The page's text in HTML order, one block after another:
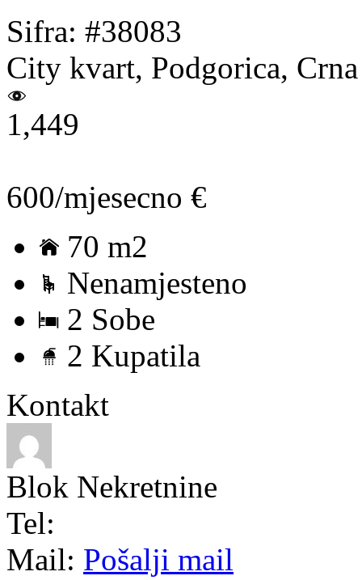
Sifra: #38083
City kvart, Podgorica,
1,449
600/mjesecno €
70 m2
Nenamjesteno
2 Sobe
2 Kupatila
Kontakt
Blok Nekretnine
Tel:
Mail: Pošalji mail